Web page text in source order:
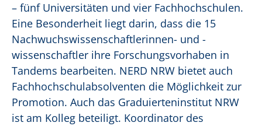
– fünf Universitäten und vier Fachhochschulen.
Eine Besonderheit liegt darin, dass die 15
Nachwuchswissenschaftlerinnen- und -
wissenschaftler ihre Forschungsvorhaben in
Tandems bearbeiten. NERD NRW bietet auch
Fachhochschulabsolventen die Möglichkeit zur
Promotion. Auch das Graduierteninstitut NRW
ist am Kolleg beteiligt. Koordinator des